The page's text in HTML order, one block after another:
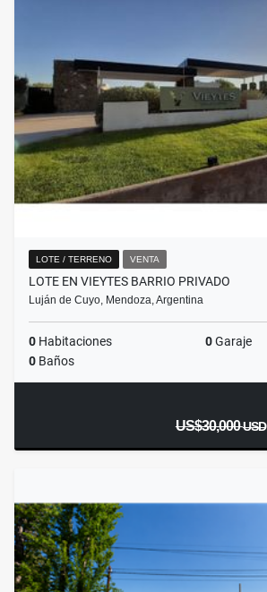
LOTE / TERRENO VENTA
LOTE EN VIEYTES BARRIO PRIVADO
Luján de Cuyo, Mendoza, Argentina
0 Habitaciones 0Garaje
0 Baños
US$30,000USD